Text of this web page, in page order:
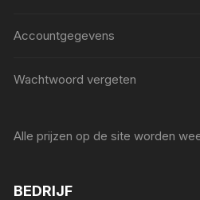
Accountgegevens
Wachtwoord vergeten
Alle prijzen op de site worden
BEDRIJF